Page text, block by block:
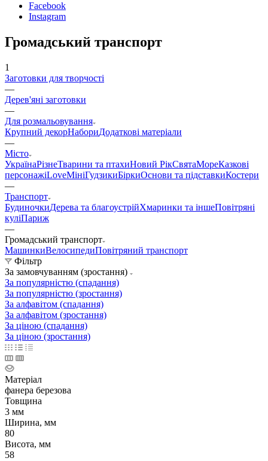
Facebook
Instagram
Громадський транспорт
1
Заготовки для творчості
—
Дерев'яні заготовки
—
Для розмальовування
Крупний декорНабориДодаткові матеріали
—
Місто
УкраїнаРізнеТварини та птахиНовий РікСвятаМореКазкові
персонажіLoveМініГудзикиБіркиОснови та підставкиКостери
—
Транспорт
БудиночкиДерева та благоустрійХмаринки та іншеПовітряні
куліПариж
—
Громадський транспорт
МашинкиВелосипедиПовітряний транспорт
Фільтр
За замовчуванням (зростання)
За популярністю (спадання)
За популярністю (зростання)
За алфавітом (спадання)
За алфавітом (зростання)
За ціною (спадання)
За ціною (зростання)
Матеріал
фанера березова
Товщина
3 мм
Ширина, мм
80
Висота, мм
58